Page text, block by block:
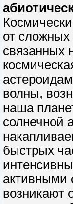
от сложных
связанных
волны,
наша
солнечной
быстрых
активными
возникают